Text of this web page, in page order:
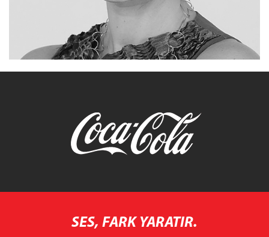
SES, FARK YARATIR.